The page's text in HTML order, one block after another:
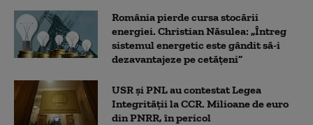
România pierde cursa stocării
energiei. Christian Năsulea: „Întreg
sistemul energetic este gândit să-i
dezavantajeze pe cetățeni”
USR și PNL au contestat Legea
Integrității la CCR. Milioane de euro
din PNRR, în pericol